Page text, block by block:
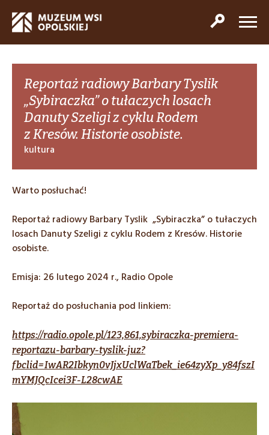
Reportaż radiowy Barbary Tyslik
„Sybiraczka” o tułaczych losach
Danuty Szeligi z cyklu Rodem
z Kresów. Historie osobiste.
kultura
Warto posłuchać!
Reportaż radiowy Barbary Tyslik „Sybiraczka” o tułaczych
losach Danuty Szeligi z cyklu Rodem z Kresów. Historie
osobiste.
Emisja: 26 lutego 2024 r., Radio Opole
Reportaż do posłuchania pod linkiem:
https://radio.opole.pl/123,861,sybiraczka-premiera-
reportazu-barbary-tyslik-juz?
fbclid=IwAR2Ibkyn0vJjxUclWaTbek_ie64zyXp_y84fszI
mYMJQcIcei3F-L28cwAE